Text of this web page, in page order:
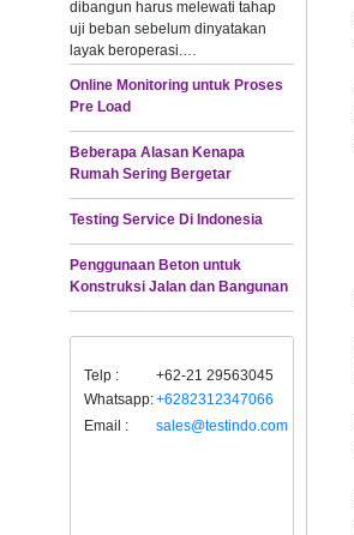
dibangun harus melewati tahap
uji beban sebelum dinyatakan
layak beroperasi.…
Online Monitoring untuk Proses
Pre Load
Beberapa Alasan Kenapa
Rumah Sering Bergetar
Testing Service Di Indonesia
Penggunaan Beton untuk
Konstruksi Jalan dan Bangunan
Telp :
+62-21 29563045
Whatsapp:+6282312347066
Email :
sales@testindo.com